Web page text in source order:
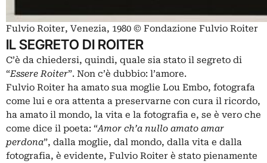
Fulvio Roiter, Venezia, 1980 © Fondazione Fulvio Roiter
IL SEGRETO DI ROITER
C’è da chiedersi, quindi, quale sia stato il segreto di
“Essere Roiter”. Non c’è dubbio: l’amore.
Fulvio Roiter ha amato sua moglie Lou Embo, fotografa
come lui e ora attenta a preservarne con cura il ricordo,
ha amato il mondo, la vita e la fotografia e, se è vero che
come dice il poeta: “Amor ch’a nullo amato amar
perdona”, dalla moglie, dal mondo, dalla vita e dalla
fotografia, è evidente, Fulvio Roiter è stato pienamente